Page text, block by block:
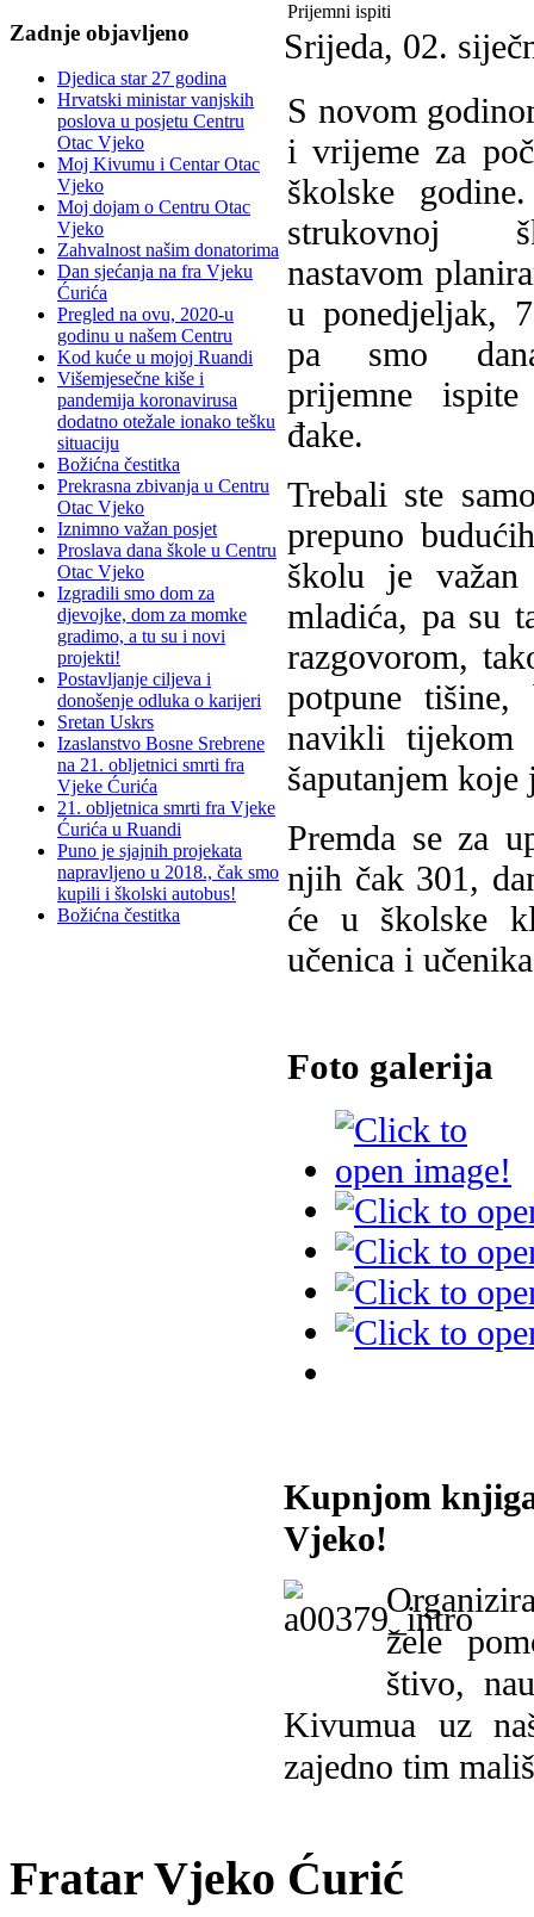
Zadnje objavljeno
Djedica star 27 godina
Hrvatski ministar vanjskih
poslova u posjetu Centru
Otac Vjeko
Moj Kivumu i Centar Otac
Vjeko
Moj dojam o Centru Otac
Vjeko
Zahvalnost našim donatorima
Dan sjećanja na fra Vjeku
Ćurića
Pregled na ovu, 2020-u
godinu u našem Centru
Kod kuće u mojoj Ruandi
Višemjesečne kiše i
pandemija koronavirusa
dodatno otežale ionako tešku
situaciju
Božićna čestitka
Prekrasna zbivanja u Centru
Otac Vjeko
Iznimno važan posjet
Proslava dana škole u Centru
Otac Vjeko
Izgradili smo dom za
djevojke, dom za momke
gradimo, a tu su i novi
projekti!
Postavljanje ciljeva i
donošenje odluka o karijeri
Sretan Uskrs
Izaslanstvo Bosne Srebrene
na 21. obljetnici smrti fra
Vjeke Ćurića
21. obljetnica smrti fra Vjeke
Ćurića u Ruandi
Puno je sjajnih projekata
napravljeno u 2018., čak smo
kupili i školski autobus!
Božićna čestitka
Prijemni ispiti
Srijeda, 02.
S novom
i vrijeme za
školske
strukovnoj
nastavom
u ponedjeljak,
pa smo
prijemne
đake.
Trebali ste
prepuno
školu je
mladića, pa su
razgovorom,
potpune
navikli tijekom
šaputanjem koje
Premda se za
njih čak 301,
će u školske
učenica i
Foto galerija
Kupnjom
Vjeko!
žele
štivo,
Kivumua uz
zajedno tim
Fratar Vjeko Ćurić